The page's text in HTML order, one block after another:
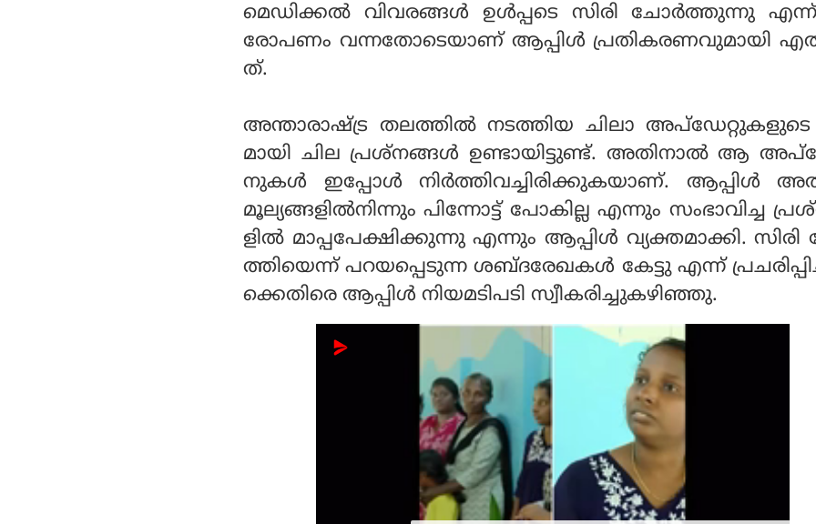
മെഡിക്കൽ വിവരങ്ങൾ ഉൾപ്പടെ സിരി ചോർത്തുന്നു
രോപണം വന്നതോടെയാണ് ആപ്പിൾ പ്രതികരണവുമായി
ത്.
അന്താരാഷ്ട്ര തലത്തിൽ നടത്തിയ ചിലാ അപ്ഡേറ്റുകളുടെ
മായി ചില പ്രശ്നങ്ങൾ ഉണ്ടായിട്ടുണ്ട്. അതിനാൽ ആ
നുകൾ ഇപ്പോൾ നിർത്തിവച്ചിരിക്കുകയാണ്. ആപ്പിൾ
മൂല്യങ്ങളിൽനിന്നും പിന്നോട്ട് പോകില്ല എന്നും സംഭാവിച്ച
ളിൽ മാപ്പപേക്ഷിക്കുന്നു എന്നും ആപ്പിൾ വ്യക്തമാക്കി.
ത്തിയെന്ന് പറയപ്പെടുന്ന ശബ്ദരേഖകൾ കേട്ടു എന്ന്
ക്കെതിരെ ആപ്പിൾ നിയമടിപടി സ്വീകരിച്ചുകഴിഞ്ഞു.